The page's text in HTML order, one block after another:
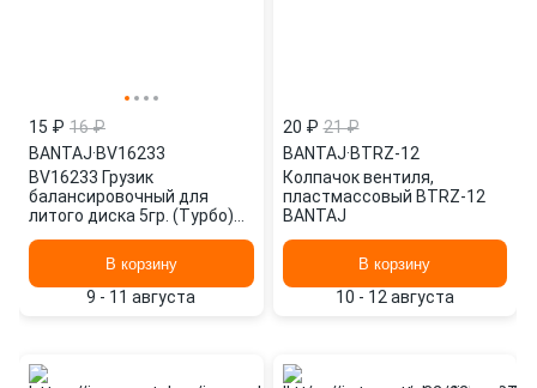
15 ₽ 16 ₽
BANTAJ·BV16233
BV16233 Грузик
балансировочный для
литого диска 5гр. (Турбо)
В корзину
9 - 11 августа
20 ₽ 21 ₽
BANTAJ·BTRZ-12
Колпачок вентиля,
пластмассовый BTRZ-12
BANTAJ
В корзину
10 - 12 августа